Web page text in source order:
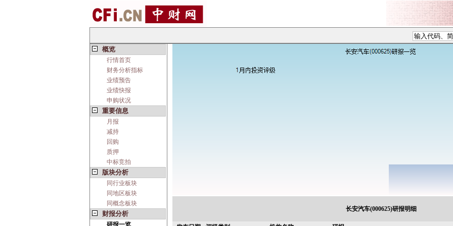
概览
行情首页
财务分析指标
业绩预告
业绩快报
申购状况
重要信息
月报
减持
回购
质押
中标竞拍
版块分析
同行业板块
同地区板块
同概念板块
财报分析
研报一览
长安汽车(000625)研报明细